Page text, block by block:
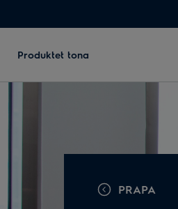
Produktet tona
PRAPA